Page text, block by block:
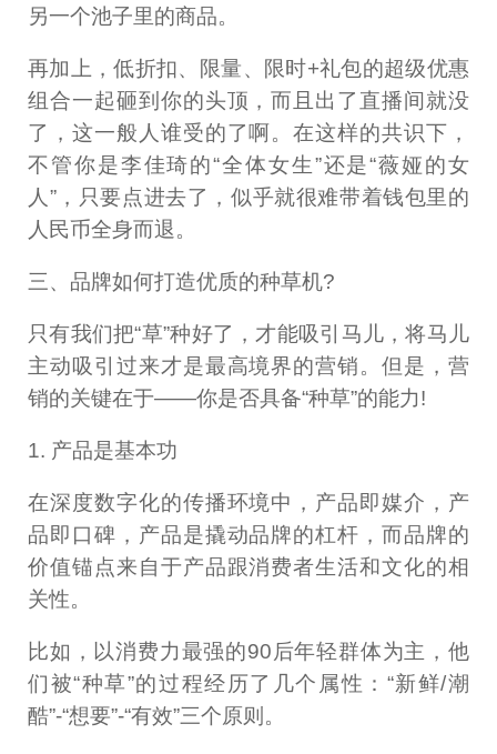
另一个池子里的商品。
再加上，低折扣、限量、限时+礼包的超级优惠
组合一起砸到你的头顶，而且出了直播间就没
了，这一般人谁受的了啊。在这样的共识下，
不管你是李佳琦的“全体女生”还是“薇娅的女
人”，只要点进去了，似乎就很难带着钱包里的
人民币全身而退。
三、品牌如何打造优质的种草机?
只有我们把“草”种好了，才能吸引马儿，将马儿
主动吸引过来才是最高境界的营销。但是，营
销的关键在于——你是否具备“种草”的能力!
1. 产品是基本功
在深度数字化的传播环境中，产品即媒介，产
品即口碑，产品是撬动品牌的杠杆，而品牌的
价值锚点来自于产品跟消费者生活和文化的相
关性。
比如，以消费力最强的90后年轻群体为主，他
们被“种草”的过程经历了几个属性：“新鲜/潮
酷”-“想要”-“有效”三个原则。